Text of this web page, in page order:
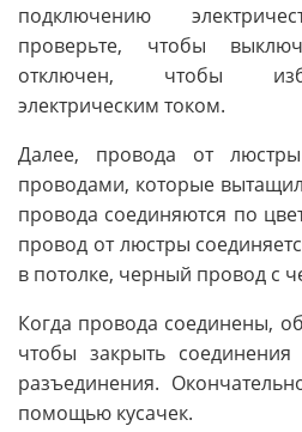
подключению
проверьте, чтобы
отключен, чтобы
электрическим током.
Далее, провода от
проводами, которые
провода соединяются по
провод от люстры
в потолке, черный провод с
Когда провода соединены,
чтобы закрыть
разъединения.
помощью кусачек.